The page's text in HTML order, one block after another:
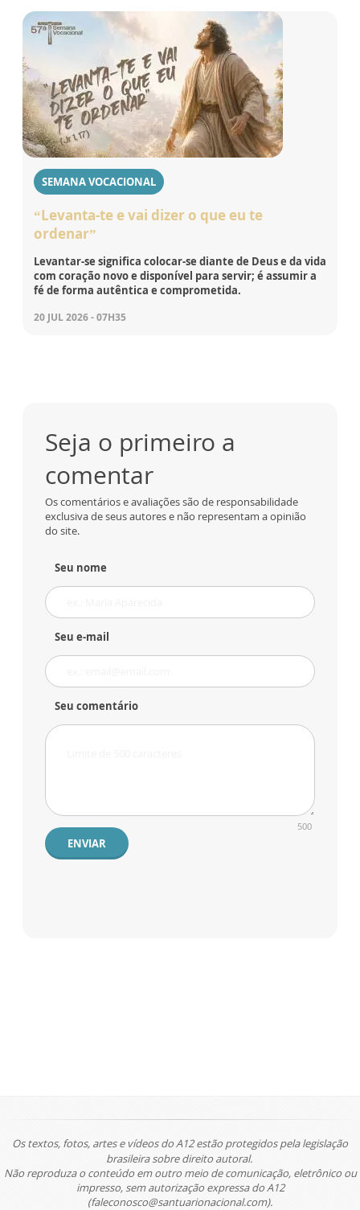
SEMANA VOCACIONAL
“Levanta-te e vai dizer o que eu te
ordenar”
Levantar-se significa colocar-se diante de Deus e da vida
com coração novo e disponível para servir; é assumir a
fé de forma autêntica e comprometida.
20 JUL 2026 - 07H35
Seja o primeiro a
comentar
Os comentários e avaliações são de responsabilidade
exclusiva de seus autores e não representam a opinião
do site.
Seu nome
Seu e-mail
Seu comentário
500
ENVIAR
Os textos, fotos, artes e vídeos do A12 estão protegidos pela legislação
brasileira sobre direito autoral.
Não reproduza o conteúdo em outro meio de comunicação, eletrônico ou
impresso, sem autorização expressa do A12
(faleconosco@santuarionacional.com).